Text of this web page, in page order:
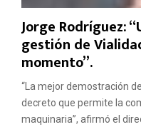
Jorge Rodríguez:
gestión de
momento”.
“La mejor demostración
decreto que permite la
maquinaria”, afirmó el